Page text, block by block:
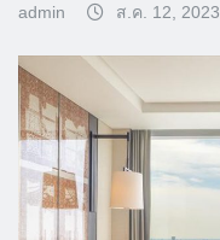
admin ส.ค. 12, 2023